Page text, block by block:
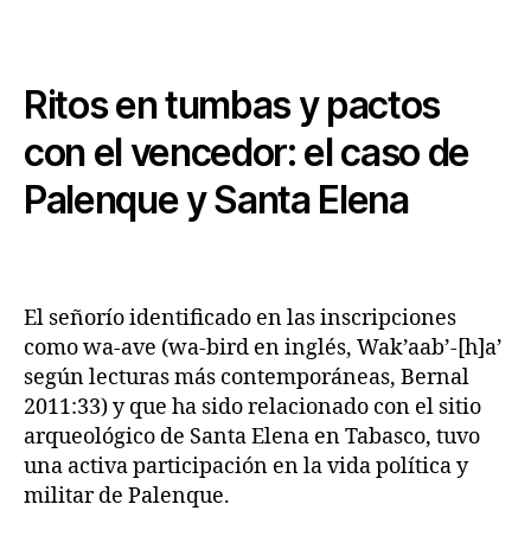
Ritos en tumbas y pactos
con el vencedor: el caso de
Palenque y Santa Elena
El señorío identificado en las inscripciones
como wa-ave (wa-bird en inglés, Wak’aab’-[h]a’
según lecturas más contemporáneas, Bernal
2011:33) y que ha sido relacionado con el sitio
arqueológico de Santa Elena en Tabasco, tuvo
una activa participación en la vida política y
militar de Palenque.